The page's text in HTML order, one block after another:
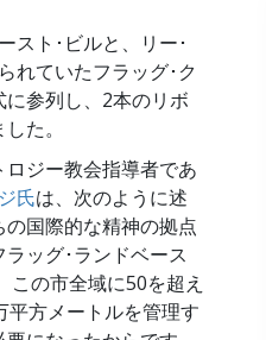
スト･ビルと、リー･
れていたフラッグ･ク
参列し、2本のリボ
た。
ジー教会指導者であ
氏は、次のように述
国際的な精神の拠点
ッグ･ランドベース
この市全域に50を超え
平方メートルを管理す